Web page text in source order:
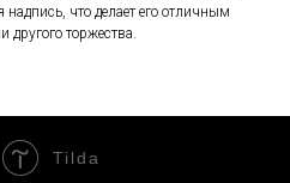
что делает его отличным
торжества.
Tilda